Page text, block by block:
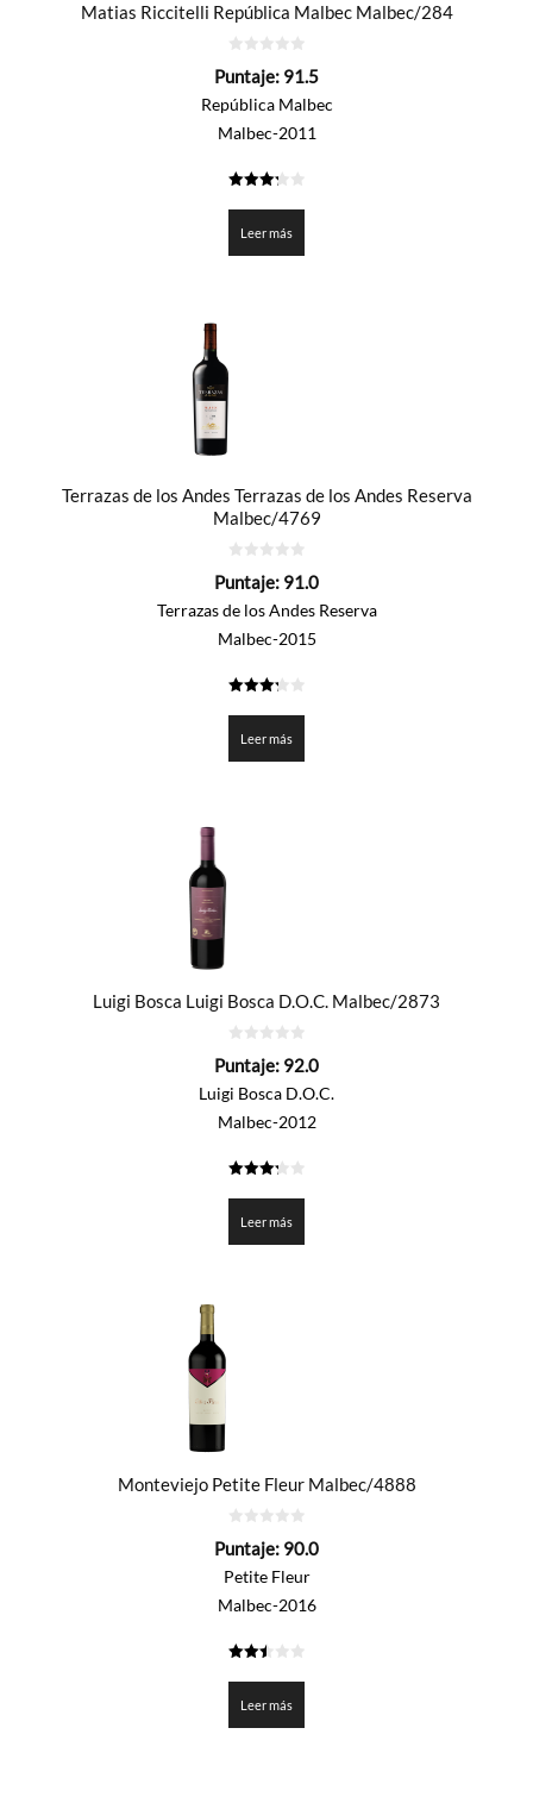
Matias Riccitelli República Malbec Malbec/284
de
Puntaje: 91.5
República Malbec
Malbec-2011
de 5
Leer más
Terrazas de los Andes Terrazas de los Andes Reserva
Malbec/4769
de
Puntaje: 91.0
Terrazas de los Andes Reserva
Malbec-2015
de 5
Leer más
Luigi Bosca Luigi Bosca D.O.C. Malbec/2873
de
Puntaje: 92.0
Luigi Bosca D.O.C.
Malbec-2012
de 5
Leer más
Monteviejo Petite Fleur Malbec/4888
de
Puntaje: 90.0
Petite Fleur
Malbec-2016
de 5
Leer más